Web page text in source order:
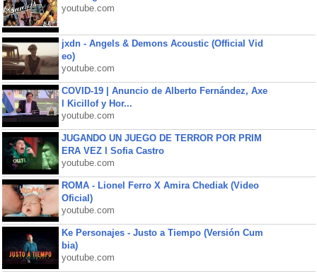
youtube.com
jxdn - Angels & Demons Acoustic (Official Vid
eo)
youtube.com
COVID-19 | Anuncio de Alberto Fernández, Axe
l Kicillof y Hor...
youtube.com
JUGANDO UN JUEGO DE TERROR POR PRIM
ERA VEZ l Sofia Castro
youtube.com
ROMA - Lionel Ferro X Amira Chediak (Video
Oficial)
youtube.com
Ke Personajes - Justo a Tiempo (Versión Cum
bia)
youtube.com